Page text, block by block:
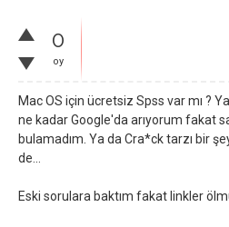
0
oy
Mac OS için ücretsiz Spss var mı ?
ne kadar Google'da arıyorum fakat
bulamadım. Ya da Cra*ck tarzı bir
de...
Eski sorulara baktım fakat linkler